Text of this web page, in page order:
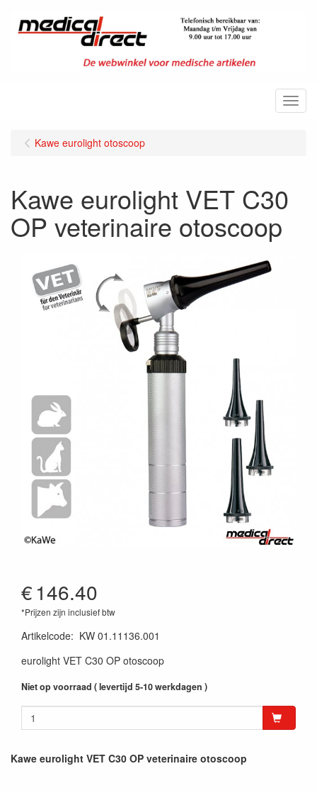
Menu
Kawe eurolight otoscoop
Kawe eurolight VET C30
OP veterinaire otoscoop
€146.40
*Prijzen zijn inclusief btw
Artikelcode: KW 01.11136.001
eurolight VET C30 OP otoscoop
Niet op voorraad ( levertijd 5-10 werkdagen )
Kawe eurolight VET C30 OP veterinaire otoscoop